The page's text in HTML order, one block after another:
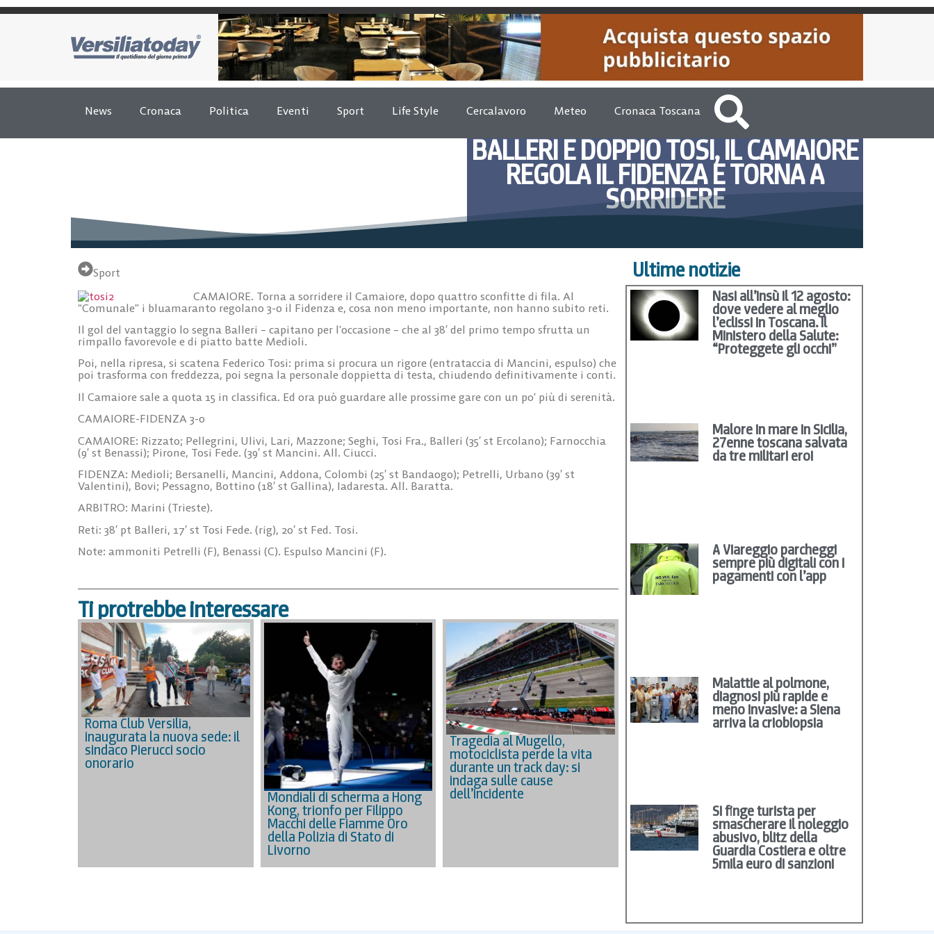
News Cronaca Politica Eventi Sport Life Style Cercalavoro Meteo Cronaca Toscana
BALLERI E DOPPIO TOSI, IL CAMAIORE
REGOLA IL FIDENZA E TORNA A
SORRIDERE
Sport
CAMAIORE. Torna a sorridere il Camaiore, dopo quattro sconfitte di fila. Al
“Comunale” i bluamaranto regolano 3-0 il Fidenza e, cosa non meno importante, non hanno subito reti.
Il gol del vantaggio lo segna Balleri – capitano per l’occasione – che al 38′ del primo tempo sfrutta un
rimpallo favorevole e di piatto batte Medioli.
Poi, nella ripresa, si scatena Federico Tosi: prima si procura un rigore (entrataccia di Mancini, espulso) che
poi trasforma con freddezza, poi segna la personale doppietta di testa, chiudendo definitivamente i conti.
Il Camaiore sale a quota 15 in classifica. Ed ora può guardare alle prossime gare con un po’ più di serenità.
CAMAIORE-FIDENZA 3-0
CAMAIORE: Rizzato; Pellegrini, Ulivi, Lari, Mazzone; Seghi, Tosi Fra., Balleri (35′ st Ercolano); Farnocchia
(9′ st Benassi); Pirone, Tosi Fede. (39′ st Mancini. All. Ciucci.
FIDENZA: Medioli; Bersanelli, Mancini, Addona, Colombi (25′ st Bandaogo); Petrelli, Urbano (39′ st
Valentini), Bovi; Pessagno, Bottino (18′ st Gallina), Iadaresta. All. Baratta.
ARBITRO: Marini (Trieste).
Reti: 38′ pt Balleri, 17′ st Tosi Fede. (rig), 20′ st Fed. Tosi.
Note: ammoniti Petrelli (F), Benassi (C). Espulso Mancini (F).
Ti protrebbe interessare
Roma Club Versilia,
inaugurata la nuova sede: il
sindaco Pierucci socio
onorario
Mondiali di scherma a Hong
Kong, trionfo per Filippo
Macchi delle Fiamme Oro
della Polizia di Stato di
Livorno
Tragedia al Mugello,
motociclista perde la vita
durante un track day: si
indaga sulle cause
dell’incidente
Ultime notizie
Nasi all’insù il 12 agosto:
dove vedere al meglio
l’eclissi in Toscana. Il
Ministero della Salute:
“Proteggete gli occhi”
Malore in mare in Sicilia,
27enne toscana salvata
da tre militari eroi
A Viareggio parcheggi
sempre più digitali con i
pagamenti con l’app
Malattie al polmone,
diagnosi più rapide e
meno invasive: a Siena
arriva la criobiopsia
Si finge turista per
smascherare il noleggio
abusivo, blitz della
Guardia Costiera e oltre
5mila euro di sanzioni